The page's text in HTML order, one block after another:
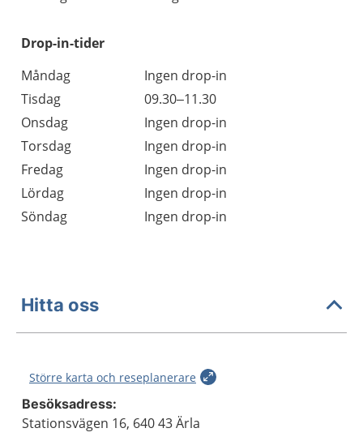
Drop-in-tider
Måndag
Ingen drop-in
Tisdag
09.30–11.30
Onsdag
Ingen drop-in
Torsdag
Ingen drop-in
Fredag
Ingen drop-in
Lördag
Ingen drop-in
Söndag
Ingen drop-in
Hitta oss
Större karta och reseplanerare
Besöksadress:
Stationsvägen 16, 640 43 Ärla